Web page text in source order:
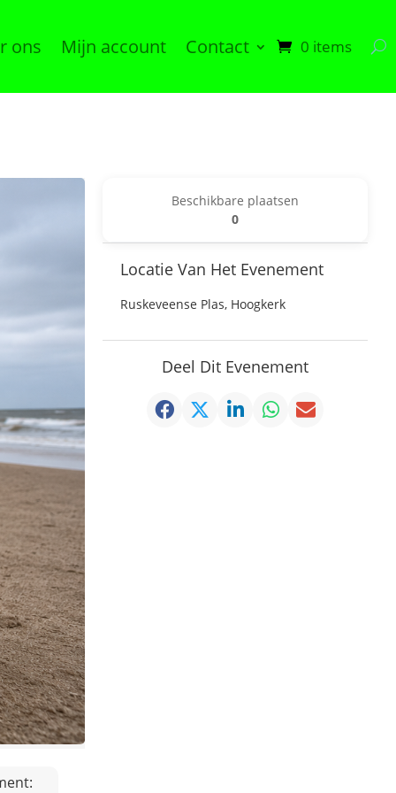
ons Mijn account Contact 0 items
Beschikbare plaatsen
0
Locatie Van Het Evenement
Ruskeveense Plas, Hoogkerk
Deel Dit Evenement